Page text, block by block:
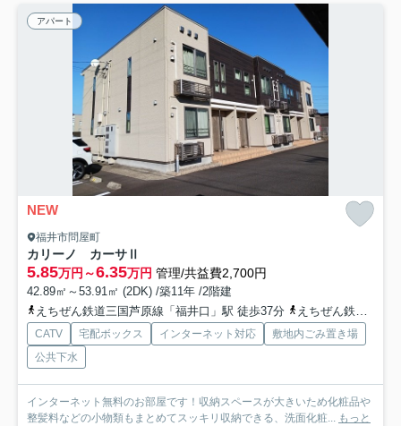
アパート
NEW
福井市問屋町
カリーノ カーサⅡ
5.85万円～6.35万円 管理/共益費2,700円
42.89㎡～53.91㎡ (2DK) /築11年 /2階建
えちぜん鉄道三国芦原線「福井口」駅 徒歩37分
えちぜん鉄道勝山永平寺線「越前開発」駅 徒歩36分
CATV 宅配ボックス インターネット対応
敷地内ごみ置き場
公共下水
インターネット無料のお部屋です！収納スペースが大きいため化粧品や
整髪料などの小物類もまとめてスッキリ収納できる、洗面化粧... もっと